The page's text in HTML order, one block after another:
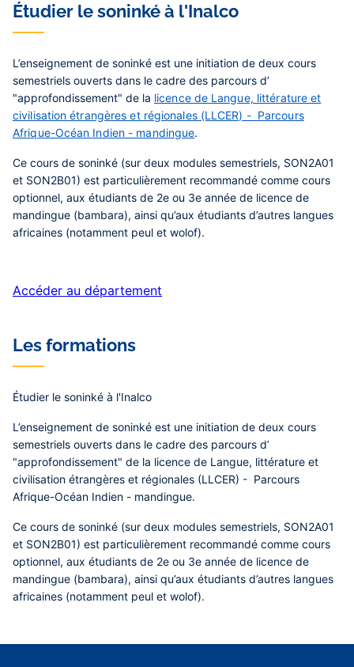
Étudier le soninké à l'Inalco
L’enseignement de soninké est une initiation de deux cours
semestriels ouverts dans le cadre des parcours d’
"approfondissement" de la licence de Langue, littérature et
civilisation étrangères et régionales (LLCER) - Parcours
Afrique-Océan Indien - mandingue.
Ce cours de soninké (sur deux modules semestriels, SON2A01
et SON2B01) est particulièrement recommandé comme cours
optionnel, aux étudiants de 2e ou 3e année de licence de
mandingue (bambara), ainsi qu’aux étudiants d’autres langues
africaines (notamment peul et wolof).
Accéder au département
Les formations
Étudier le soninké à l'Inalco
L’enseignement de soninké est une initiation de deux cours
semestriels ouverts dans le cadre des parcours d’
"approfondissement" de la licence de Langue, littérature et
civilisation étrangères et régionales (LLCER) - Parcours
Afrique-Océan Indien - mandingue.
Ce cours de soninké (sur deux modules semestriels, SON2A01
et SON2B01) est particulièrement recommandé comme cours
optionnel, aux étudiants de 2e ou 3e année de licence de
mandingue (bambara), ainsi qu’aux étudiants d’autres langues
africaines (notamment peul et wolof).